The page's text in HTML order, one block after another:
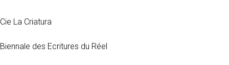
Cie La Criatura
Biennale des Ecritures du Réel